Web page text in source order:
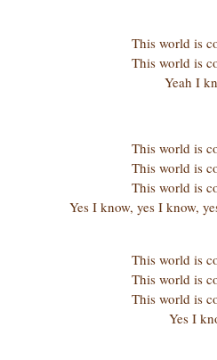
This world is
This world is
Yeah I
This world is
This world is
This world is
Yes I know, yes I know,
This world is
This world is
This world is
Yes I